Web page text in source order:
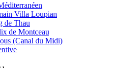
Villa Loupian
de Thau
de Montceau
(Canal du Midi)